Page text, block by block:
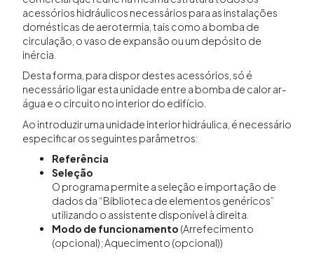
acessórios hidráulicos necessários para as instalações
domésticas de aerotermia, tais como a bomba de
circulação, o vaso de expansão ou um depósito de
inércia.
Desta forma, para dispor destes acessórios, só é
necessário ligar esta unidade entre a bomba de calor ar-
água e o circuito no interior do edifício.
Ao introduzir uma unidade interior hidráulica, é necessário
especificar os seguintes parâmetros:
Referência
Seleção
O programa permite a seleção e importação de
dados da “Biblioteca de elementos genéricos”
utilizando o assistente disponível à direita.
Modo de funcionamento (Arrefecimento
(opcional); Aquecimento (opcional))